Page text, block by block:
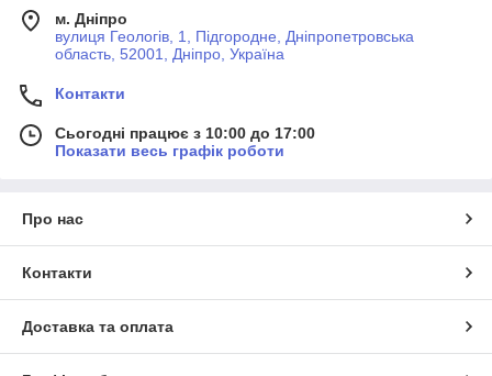
м. Дніпро
вулиця Геологів, 1, Підгородне, Дніпропетровська
область, 52001, Дніпро, Україна
Контакти
Сьогодні працює з 10:00 до 17:00
Показати весь графік роботи
Про нас
Контакти
Доставка та оплата